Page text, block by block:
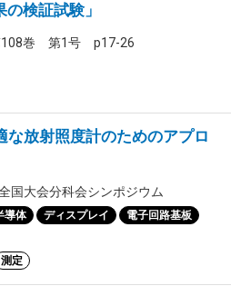
検証試験」
108巻 第1号 p17-26
な放射照度計のためのアプロ
国大会分科会シンポジウム
導体 ディスプレイ
電子回路基板
測定